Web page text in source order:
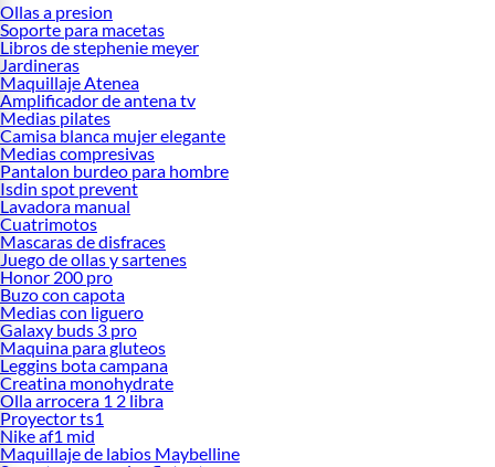
Ollas a presion
Soporte para macetas
Libros de stephenie meyer
Jardineras
Maquillaje Atenea
Amplificador de antena tv
Medias pilates
Camisa blanca mujer elegante
Medias compresivas
Pantalon burdeo para hombre
Isdin spot prevent
Lavadora manual
Cuatrimotos
Mascaras de disfraces
Juego de ollas y sartenes
Honor 200 pro
Buzo con capota
Medias con liguero
Galaxy buds 3 pro
Maquina para gluteos
Leggins bota campana
Creatina monohydrate
Olla arrocera 1 2 libra
Proyector ts1
Nike af1 mid
Maquillaje de labios Maybelline